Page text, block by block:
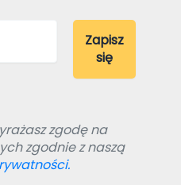
zgodę na
zgodnie z naszą